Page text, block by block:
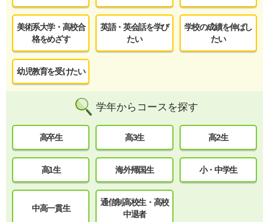
美術系大学・高校合
格をめざす
英語・英会話を学び
たい
学校の成績を伸ばし
たい
幼児教育を受けたい
学年からコースを探す
高卒生 高3生 高2生
高1生 海外帰国生 小・中学生
中高一貫生
通信制高校生・高校
中退者